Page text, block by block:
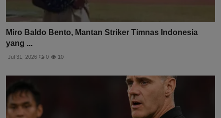
Miro Baldo Bento, Mantan Striker Timnas Indonesia
yang ...
Jul 31, 2026 0 10